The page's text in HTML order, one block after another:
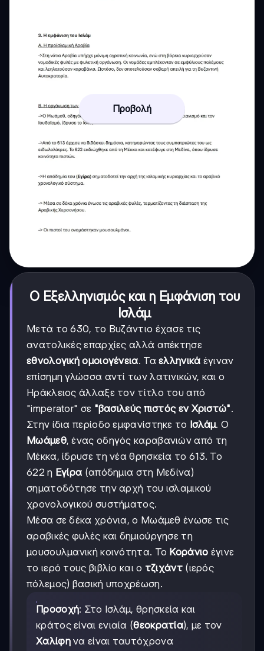
Προβολή
Ο Εξελληνισμός και η Εμφάνιση του
Ισλάμ
Μετά το 630, το Βυζάντιο έχασε τις
ανατολικές επαρχίες αλλά απέκτησε
εθνολογική ομοιογένεια. Ταελληνικά έγιναν
επίσημη γλώσσα αντί των λατινικών, και ο
Ηράκλειος άλλαξε τον τίτλο του από
"imperator" σε "βασιλεύς πιστός εν Χριστώ".
Στην ίδια περίοδο εμφανίστηκε το Ισλάμ. Ο
Μωάμεθ, ένας οδηγός καραβανιών από τη
Μέκκα, ίδρυσε τη νέα θρησκεία το 613. Το
622 η Εγίρα (απόδημια στη Μεδίνα)
σηματοδότησε την αρχή του ισλαμικού
χρονολογικού συστήματος.
Μέσα σε δέκα χρόνια, ο Μωάμεθ ένωσε τις
αραβικές φυλές και δημιούργησε τη
μουσουλμανική κοινότητα. Το Κοράνιο έγινε
το ιερό τους βιβλίο και ο τζιχάντ(ιερός
πόλεμος) βασική υποχρέωση.
Προσοχή: Στο Ισλάμ, θρησκεία και
κράτος είναι ενιαία (θεοκρατία), με τον
Χαλίφηνα είναι ταυτόχρονα